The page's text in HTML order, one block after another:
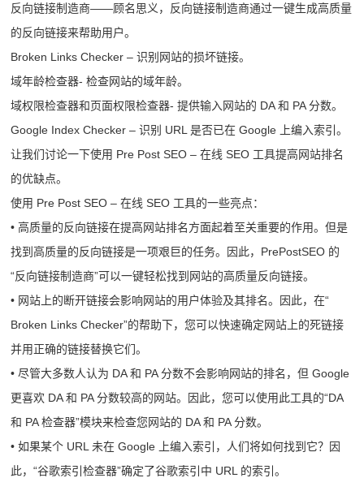
反向链接制造商——顾名思义，反向链接制造商通过一键生成高质量
的反向链接来帮助用户。
Broken Links Checker – 识别网站的损坏链接。
域年龄检查器- 检查网站的域年龄。
域权限检查器和页面权限检查器- 提供输入网站的 DA 和 PA 分数。
Google Index Checker – 识别 URL 是否已在 Google 上编入索引。
让我们讨论一下使用 Pre Post SEO – 在线 SEO 工具提高网站排名
的优缺点。
使用 Pre Post SEO – 在线 SEO 工具的一些亮点：
• 高质量的反向链接在提高网站排名方面起着至关重要的作用。但是
找到高质量的反向链接是一项艰巨的任务。因此，PrePostSEO 的
“反向链接制造商”可以一键轻松找到网站的高质量反向链接。
• 网站上的断开链接会影响网站的用户体验及其排名。因此，在“
Broken Links Checker”的帮助下，您可以快速确定网站上的死链接
并用正确的链接替换它们。
• 尽管大多数人认为 DA 和 PA 分数不会影响网站的排名，但 Google
更喜欢 DA 和 PA 分数较高的网站。因此，您可以使用此工具的“DA
和 PA 检查器”模块来检查您网站的 DA 和 PA 分数。
• 如果某个 URL 未在 Google 上编入索引，人们将如何找到它？因
此，“谷歌索引检查器”确定了谷歌索引中 URL 的索引。